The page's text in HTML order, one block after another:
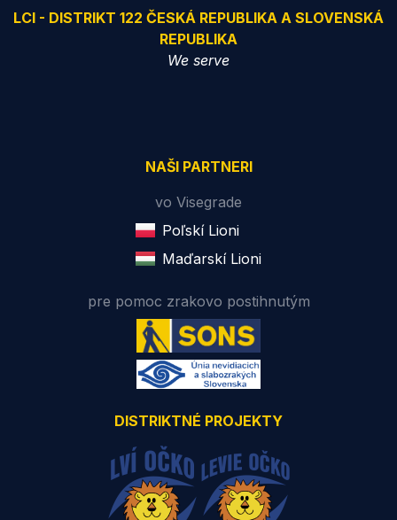
LCI - DISTRIKT 122 ČESKÁ REPUBLIKA A SLOVENSKÁ
REPUBLIKA
We serve
NAŠI PARTNERI
vo Visegrade
Poľskí Lioni
Maďarskí Lioni
pre pomoc zrakovo postihnutým
DISTRIKTNÉ PROJEKTY